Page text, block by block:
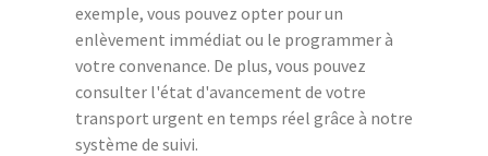
exemple, vous pouvez opter pour un
enlèvement immédiat ou le programmer à
votre convenance. De plus, vous pouvez
consulter l'état d'avancement de votre
transport urgent en temps réel grâce à notre
système de suivi.